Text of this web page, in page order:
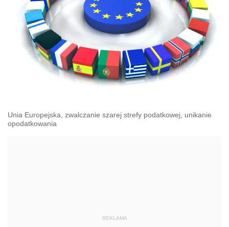
Unia Europejska, zwalczanie szarej strefy podatkowej, unikanie
opodatkowania